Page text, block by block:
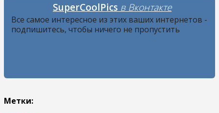
SuperCoolPics в Вконтакте
Все самое интересное из этих ваших интернетов -
подпишитесь, чтобы ничего не пропустить
Метки: